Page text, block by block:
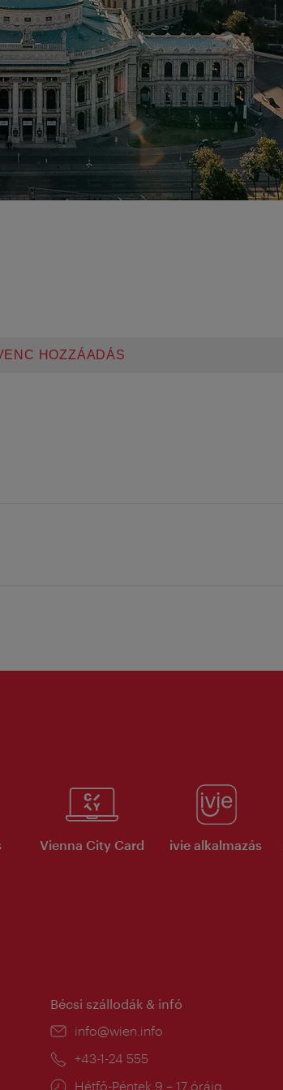
HOZZÁADÁS
Vienna City Card ivie alkalmazás
Bécsi szállodák & infó
E-
info@wien.info
Telefon:
+43-1-24 555
Nyitva
Hétfő-Péntek 9 – 17 óráig